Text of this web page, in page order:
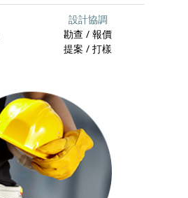
設計協調
勘查 / 報價
提案 / 打樣